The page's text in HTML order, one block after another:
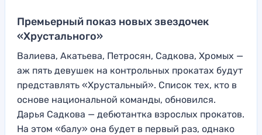
Премьерный показ новых звездочек
«Хрустального»
Валиева, Акатьева, Петросян, Садкова, Хромых —
аж пять девушек на контрольных прокатах будут
представлять «Хрустальный». Список тех, кто в
основе национальной команды, обновился.
Дарья Садкова — дебютантка взрослых прокатов.
На этом «балу» она будет в первый раз, однако